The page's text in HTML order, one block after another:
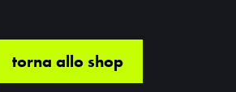
torna allo shop